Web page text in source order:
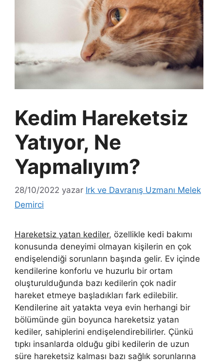
Kedim Hareketsiz
Yatıyor, Ne
Yapmalıyım?
28/10/2022 yazar Irk ve Davranış Uzmanı Melek
Demirci
Hareketsiz yatan kediler, özellikle kedi bakımı
konusunda deneyimi olmayan kişilerin en çok
endişelendiği sorunların başında gelir. Ev içinde
kendilerine konforlu ve huzurlu bir ortam
oluşturulduğunda bazı kedilerin çok nadir
hareket etmeye başladıkları fark edilebilir.
Kendilerine ait yatakta veya evin herhangi bir
bölümünde gün boyunca hareketsiz yatan
kediler, sahiplerini endişelendirebilirler. Çünkü
tıpkı insanlarda olduğu gibi kedilerin de uzun
süre hareketsiz kalması bazı sağlık sorunlarına